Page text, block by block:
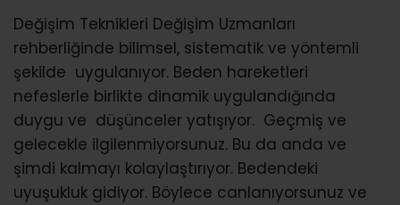
Değişim Teknikleri Değişim Uzmanları
rehberliğinde bilimsel, sistematik ve yöntemli
şekilde uygulanıyor. Beden hareketleri
nefeslerle birlikte dinamik uygulandığında
duygu ve düşünceler yatışıyor. Geçmiş ve
gelecekle ilgilenmiyorsunuz. Bu da anda ve
şimdi kalmayı kolaylaştırıyor. Bedendeki
uyuşukluk gidiyor. Böylece canlanıyorsunuz ve